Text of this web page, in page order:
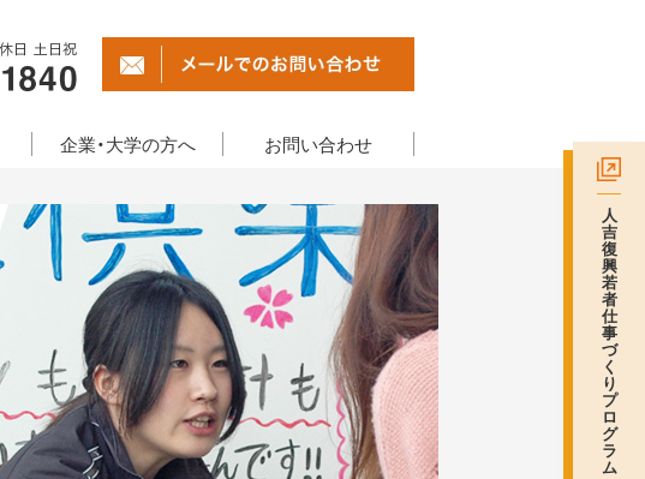
企業・大学の方へ お問い合わせ
人
吉
復
興
若
者
仕
事
づ
く
り
プ
ロ
グ
ラ
ム